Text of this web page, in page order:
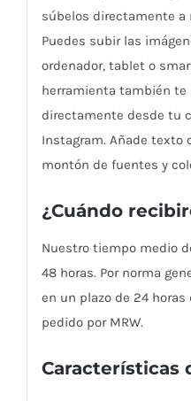
súbelos directamente a
Puedes subir las
ordenador, tablet o
herramienta también
directamente desde tu
Instagram. Añade texto
montón de fuentes y
¿Cuándo
Nuestro tiempo medio
48 horas. Por norma
en un plazo de 24
pedido por MRW.
Características